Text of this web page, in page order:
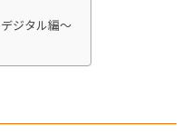
ジタル編～